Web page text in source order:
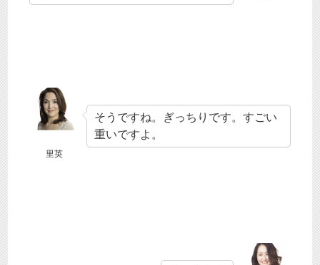
里英
そうですね。ぎっちりです。すごい
重いですよ。